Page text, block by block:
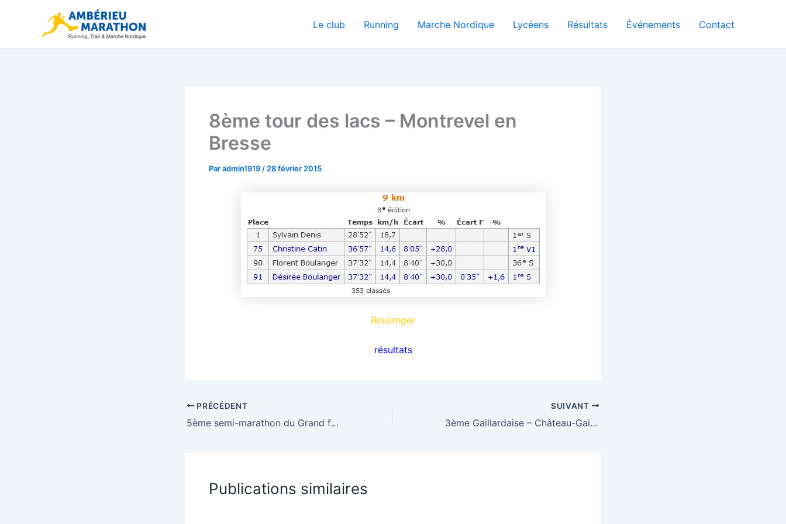
Le club Running Marche Nordique Lycéens Résultats Événements Contact
8ème tour des lacs – Montrevel en
Bresse
Paradmin1919 / 28 février 2015
Boulanger
résultats
PRÉCÉDENT
5ème semi-marathon du Grand fond bressan – StJust
SUIVANT
3ème Gaillardaise – Château-Gaillard
Publications similaires